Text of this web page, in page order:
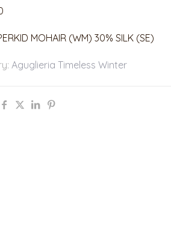
MOHAIR (WM) 30% SILK (SE)
Aguglieria Timeless Winter